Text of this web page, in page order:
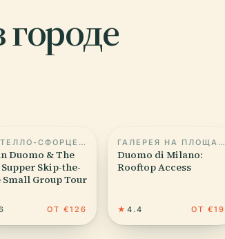
КАСТЕЛЛО-СФОРЦЕСКО
Duomo & The
Skip-the-
Group Tour
ОТ €126
ГАЛЕРЕЯ НА ПЛОЩАДИ СКАЛА
Duomo di Milano:
Rooftop Access
★ 4.4 ОТ €19